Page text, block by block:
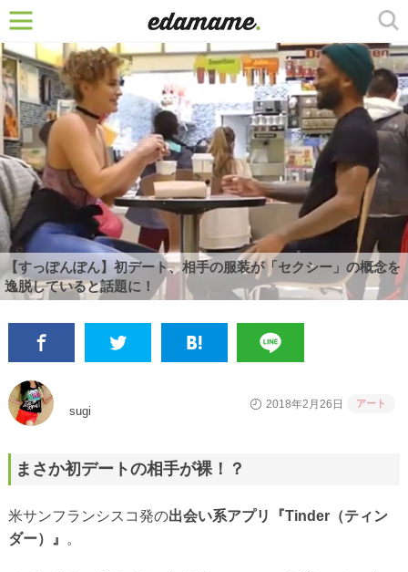
【すっぽんぽん】初デート、相手の服装が「セクシー」の概念を
逸脱していると話題に！
sugi
2018年2月26日 アート
まさか初デートの相手が裸！？
米サンフランシスコ発の出会い系アプリ『Tinder（ティン
ダー）』
。